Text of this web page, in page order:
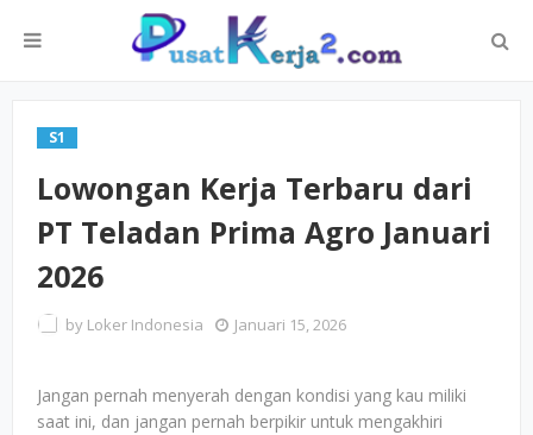
S1
Lowongan Kerja Terbaru dari
PT Teladan Prima Agro Januari
2026
by Loker Indonesia Januari 15, 2026
Jangan pernah menyerah dengan kondisi yang kau miliki
saat ini, dan jangan pernah berpikir untuk mengakhiri